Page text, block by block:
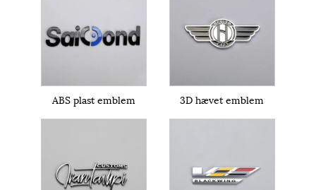
ABS plast emblem 3D hævet emblem